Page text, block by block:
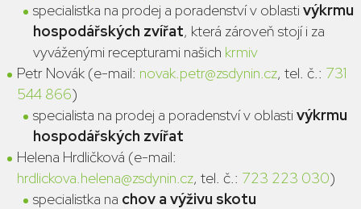
specialistka na prodej a poradenství v oblastivýkrmu
hospodářských zvířat, která zároveň stojí i za
vyváženými recepturami našich krmiv
Petr Novák (e-mail: novak.petr@zsdynin.cz, tel. č.: 731
544 866)
specialista na prodej a poradenství v oblastivýkrmu
hospodářských zvířat
Helena Hrdličková (e-mail:
hrdlickova.helena@zsdynin.cz, tel. č.: 723 223 030)
specialistka na chov a výživu skotu